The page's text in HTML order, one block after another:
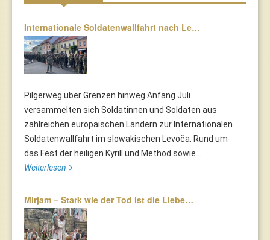
Internationale Soldatenwallfahrt nach Le…
Pilgerweg über Grenzen hinweg Anfang Juli
versammelten sich Soldatinnen und Soldaten aus
zahlreichen europäischen Ländern zur Internationalen
Soldatenwallfahrt im slowakischen Levoča. Rund um
das Fest der heiligen Kyrill und Method sowie...
Weiterlesen
Mirjam – Stark wie der Tod ist die Liebe…